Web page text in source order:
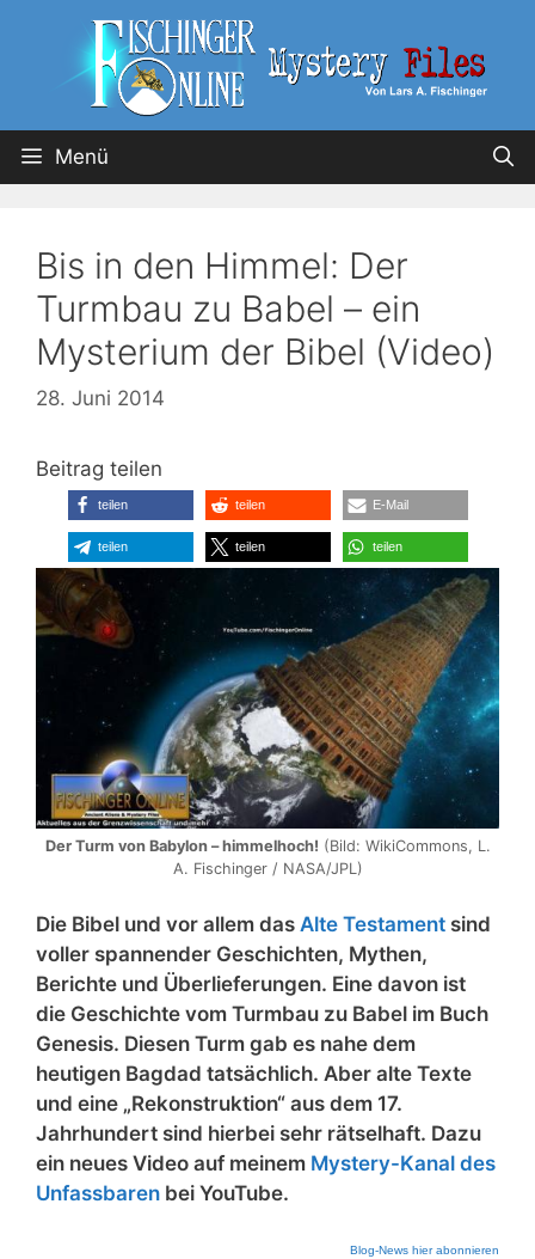
Menü
Bis in den Himmel: Der
Turmbau zu Babel – ein
Mysterium der Bibel (Video)
28. Juni 2014
Beitrag teilen
teilen teilen E-Mail
teilen teilen teilen
Der Turm von Babylon – himmelhoch! (Bild: WikiCommons, L.
A. Fischinger / NASA/JPL)
Die Bibel und vor allem das Alte Testament sind
voller spannender Geschichten, Mythen,
Berichte und Überlieferungen. Eine davon ist
die Geschichte vom Turmbau zu Babel im Buch
Genesis. Diesen Turm gab es nahe dem
heutigen Bagdad tatsächlich. Aber alte Texte
und eine „Rekonstruktion“ aus dem 17.
Jahrhundert sind hierbei sehr rätselhaft. Dazu
ein neues Video auf meinem Mystery-Kanal des
Unfassbaren bei YouTube.
Blog-News hier abonnieren